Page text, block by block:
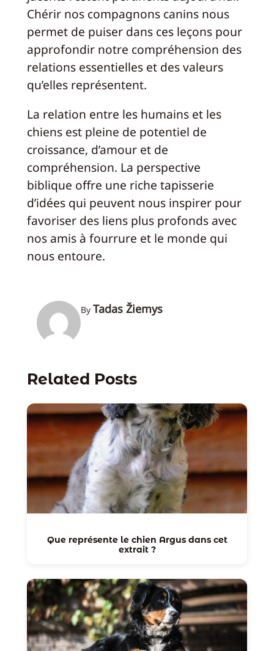
Chérir nos compagnons canins nous
permet de puiser dans ces leçons pour
approfondir notre compréhension des
relations essentielles et des valeurs
qu’elles représentent.
La relation entre les humains et les
chiens est pleine de potentiel de
croissance, d’amour et de
compréhension. La perspective
biblique offre une riche tapisserie
d’idées qui peuvent nous inspirer pour
favoriser des liens plus profonds avec
nos amis à fourrure et le monde qui
nous entoure.
By Tadas Žiemys
Related Posts
Que représente le chien Argus dans cet
extrait ?